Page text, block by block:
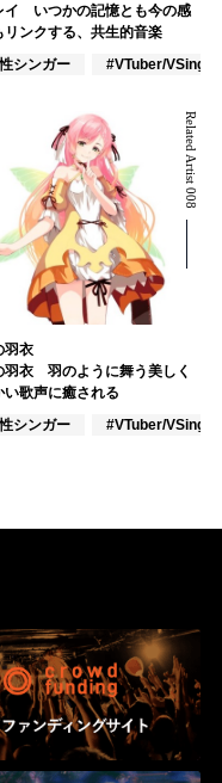
#アニメ/ゲーム
イ いつかの記憶とも今の感
リンクする、共生的音楽
シンガー
#VTuber/VSinger
Related Artist 008
羽衣
羽衣 羽のように舞う美しく
い歌声に癒される
シンガー
#VTuber/VSinger